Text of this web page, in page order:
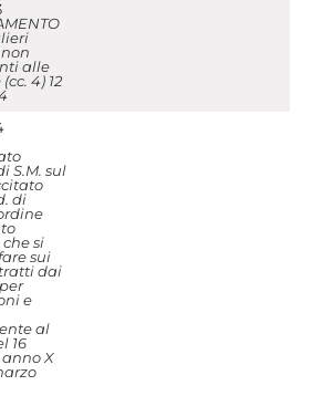
alle
4) 12
S.M. sul
di
si
sui
dai
e
al
16
anno X